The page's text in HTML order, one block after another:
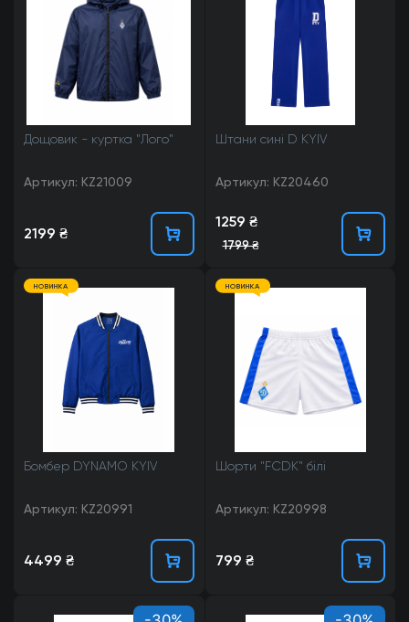
Дощовик - куртка "Лого"
Артикул: KZ21009
2199 ₴
Штани сині D KYIV
Артикул: KZ20460
1259 ₴
1799 ₴
НОВИНКА
Бомбер DYNAMO KYIV
Артикул: KZ20991
4499 ₴
НОВИНКА
Шорти "FCDK" білі
Артикул: KZ20998
799 ₴